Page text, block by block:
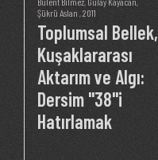
Şükrü Aslan , 2011
Toplumsal Bellek,
Kuşaklararası
Aktarım ve Algı:
Dersim "38"i
Hatırlamak